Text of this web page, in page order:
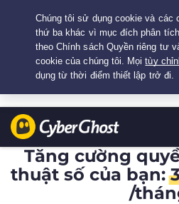
Your choice:The Best Dealfor
/month
Tăng cường
thuật số của bạn:
/